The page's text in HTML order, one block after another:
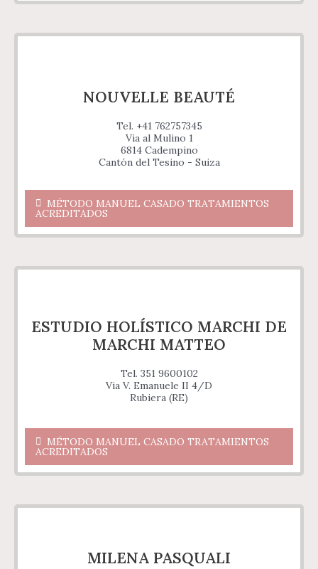
NOUVELLE BEAUTÉ
Tel. +41 762757345
Via al Mulino 1
6814 Cadempino
Cantón del Tesino - Suiza
MÉTODO MANUEL CASADO TRATAMIENTOS
ACREDITADOS
ESTUDIO HOLÍSTICO MARCHI DE
MARCHI MATTEO
Tel. 351 9600102
Via V. Emanuele II 4/D
Rubiera (RE)
MÉTODO MANUEL CASADO TRATAMIENTOS
ACREDITADOS
MILENA PASQUALI